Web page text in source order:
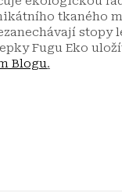
tkaného
stopy
Fugu Eko
Blogu.